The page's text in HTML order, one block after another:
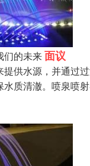
们的未来面议
供水源，并通过
质清澈。喷泉喷